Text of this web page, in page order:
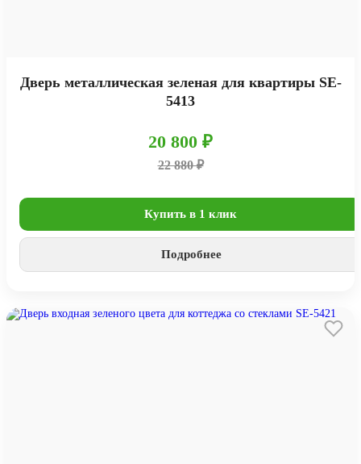
Дверь металлическая зеленая для квартиры SE-
5413
20 800 ₽
22 880 ₽
Купить в 1 клик
Подробнее